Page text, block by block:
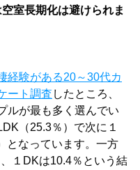
室長期化は避けられま
経験がある20～30代カ
ート調査 したところ、
ルが最も多く選んでい
（25.3％）で次に１
となっています。一方
１DKは10.4％という結